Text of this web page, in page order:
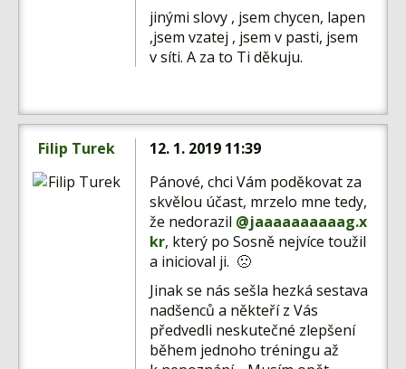
jinými slovy , jsem chycen, lapen
,jsem vzatej , jsem v pasti, jsem
v síti. A za to Ti děkuju.
Filip Turek
12. 1. 2019 11:39
Pánové, chci Vám poděkovat za
skvělou účast, mrzelo mne tedy,
že nedorazil @jaaaaaaaaaag.x
kr, který po Sosně nejvíce toužil
a inicioval ji. 🙁
Jinak se nás sešla hezká sestava
nadšenců a někteří z Vás
předvedli neskutečné zlepšení
během jednoho tréningu až